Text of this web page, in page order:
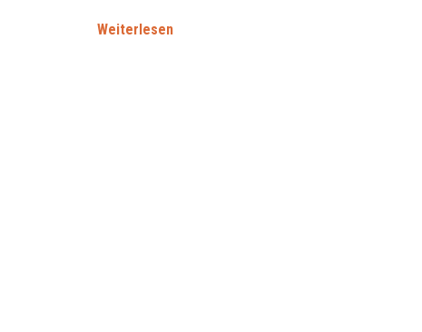
Weiterlesen